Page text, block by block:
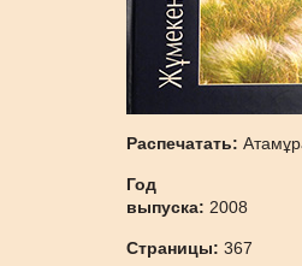
Распечатать:
Год
выпуска: 2008
Страницы:367